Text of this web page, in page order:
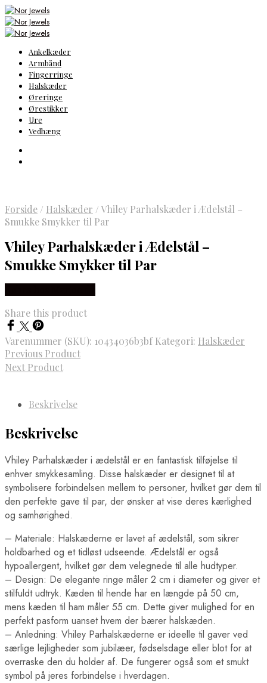
Ankelkæder
Armbånd
Fingerringe
Halskæder
Øreringe
Ørestikker
Ure
Vedhæng
Forside / Halskæder /Vhiley Parhalskæder i Ædelstål –
Smukke Smykker til Par
Vhiley Parhalskæder i Ædelstål –
Smukke Smykker til Par
Share this product
Varenummer (SKU): 10434036b3bf Kategori: Halskæder
Previous Product
Next Product
Beskrivelse
Beskrivelse
Vhiley Parhalskæder i ædelstål er en fantastisk tilføjelse til
enhver smykkesamling. Disse halskæder er designet til at
symbolisere forbindelsen mellem to personer, hvilket gør dem til
den perfekte gave til par, der ønsker at vise deres kærlighed
og samhørighed.
– Materiale: Halskæderne er lavet af ædelstål, som sikrer
holdbarhed og et tidløst udseende. Ædelstål er også
hypoallergent, hvilket gør dem velegnede til alle hudtyper.
– Design: De elegante ringe måler 2 cm i diameter og giver et
stilfuldt udtryk. Kæden til hende har en længde på 50 cm,
mens kæden til ham måler 55 cm. Dette giver mulighed for en
perfekt pasform uanset hvem der bærer halskæden.
– Anledning: Vhiley Parhalskæderne er ideelle til gaver ved
særlige lejligheder som jubilæer, fødselsdage eller blot for at
overraske den du holder af. De fungerer også som et smukt
symbol på jeres forbindelse i hverdagen.